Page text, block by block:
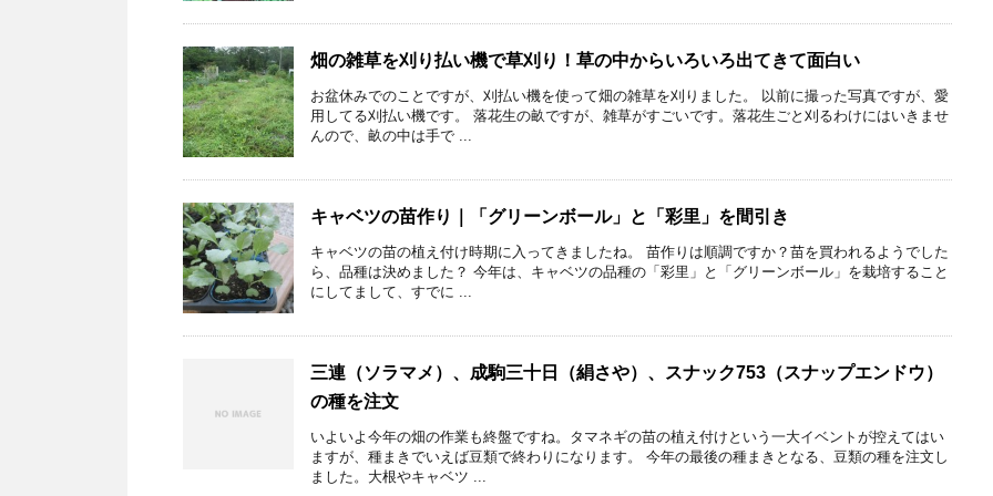
畑の雑草を刈り払い機で草刈り！草の中からいろいろ出てきて面白い
お盆休みでのことですが、刈払い機を使って畑の雑草を刈りました。 以前に撮った写真ですが、愛
用してる刈払い機です。 落花生の畝ですが、雑草がすごいです。落花生ごと刈るわけにはいきませ
んので、畝の中は手で ...
キャベツの苗作り｜「グリーンボール」と「彩里」を間引き
キャベツの苗の植え付け時期に入ってきましたね。 苗作りは順調ですか？苗を買われるようでした
ら、品種は決めました？ 今年は、キャベツの品種の「彩里」と「グリーンボール」を栽培すること
にしてまして、すでに ...
三連（ソラマメ）、成駒三十日（絹さや）、スナック753（スナップエンドウ）
の種を注文
いよいよ今年の畑の作業も終盤ですね。タマネギの苗の植え付けという一大イベントが控えてはい
ますが、種まきでいえば豆類で終わりになります。 今年の最後の種まきとなる、豆類の種を注文し
ました。大根やキャベツ ...